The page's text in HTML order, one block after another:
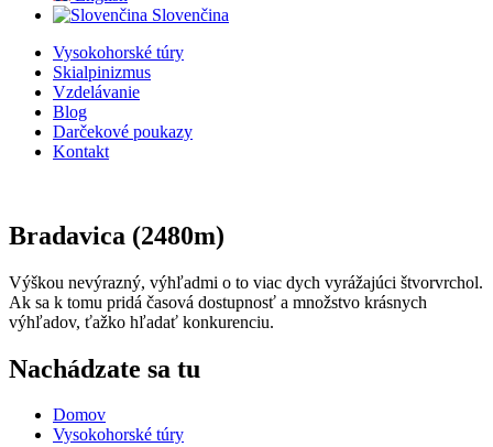
Slovenčina
Vysokohorské túry
Skialpinizmus
Vzdelávanie
Blog
Darčekové poukazy
Kontakt
Bradavica (2480m)
Výškou nevýrazný, výhľadmi o to viac dych vyrážajúci štvorvrchol.
Ak sa k tomu pridá časová dostupnosť a množstvo krásnych
výhľadov, ťažko hľadať konkurenciu.
Nachádzate sa tu
Domov
Vysokohorské túry